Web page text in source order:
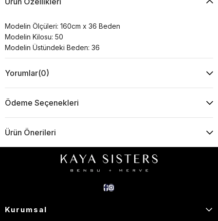
Modelin Ölçüleri: 160cm x 36 Beden
Modelin Kilosu: 50
Modelin Üstündeki Beden: 36
Yorumlar(0)
Ödeme Seçenekleri
Ürün Önerileri
Kurumsal